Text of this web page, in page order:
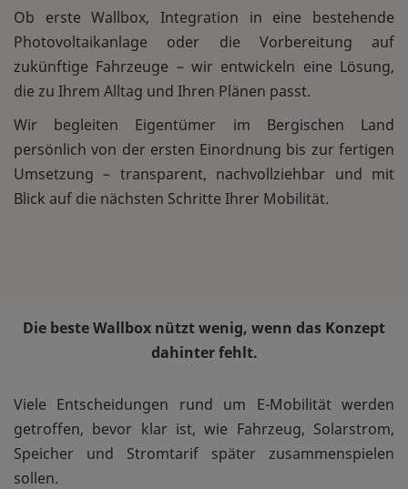
Ob erste Wallbox, Integration in eine bestehende
Photovoltaikanlage oder die Vorbereitung auf
zukünftige Fahrzeuge – wir entwickeln eine Lösung,
die zu Ihrem Alltag und Ihren Plänen passt.
Wir begleiten Eigentümer im Bergischen Land
persönlich von der ersten Einordnung bis zur fertigen
Umsetzung – transparent, nachvollziehbar und mit
Blick auf die nächsten Schritte Ihrer Mobilität.
Die beste Wallbox nützt wenig, wenn das Konzept
dahinter fehlt.
Viele Entscheidungen rund um E-Mobilität werden
getroffen, bevor klar ist, wie Fahrzeug, Solarstrom,
Speicher und Stromtarif später zusammenspielen
sollen.